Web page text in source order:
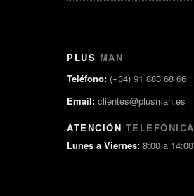
PLUS MAN
Teléfono: (+34) 91 883 68 66
Email: clientes@plusman.es
ATENCIÓN TELEFÓNICA
Lunes a Viernes: 8:00 a 14:00